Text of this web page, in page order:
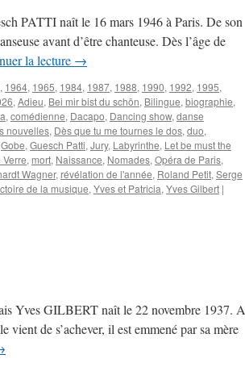
PATTI naît le 16 mars 1946 à Paris. De son
avant d’être chanteuse. Dès l’âge de
la lecture →
, 1964, 1965, 1984, 1987, 1988, 1990, 1992, 1995,
, Adieu, Bei mir bist du schön, Bilingue, biographie,
, comédienne, Dacapo, Dancing show, danse
nouvelles, Dès que tu me tournes le dos, duo,
Gobe, Guesch Patti, Jury, Labyrinthe, Let be must the
, mort, Naissance, Nomades, Opéra de Paris,
Wagner, révélation de l'année, Roland Petit, Serge
de la musique, Yves et Patricia, Yves Gilbert |
Yves GILBERT naît le 22 novembre 1937. A
vient de s’achever, il est emmené par sa mère